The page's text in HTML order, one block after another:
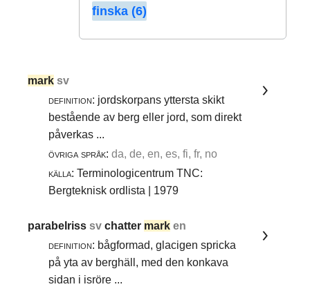
finska (6)
mark sv
definition: jordskorpans yttersta skikt
bestående av berg eller jord, som direkt
påverkas ...
övriga språk: da, de, en, es, fi, fr, no
källa: Terminologicentrum TNC:
Bergteknisk ordlista | 1979
parabelrisssvchatter mark en
definition: bågformad, glacigen spricka
på yta av berghäll, med den konkava
sidan i isröre ...